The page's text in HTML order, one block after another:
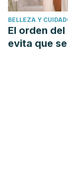
BELLEZA Y
El orden
evita que